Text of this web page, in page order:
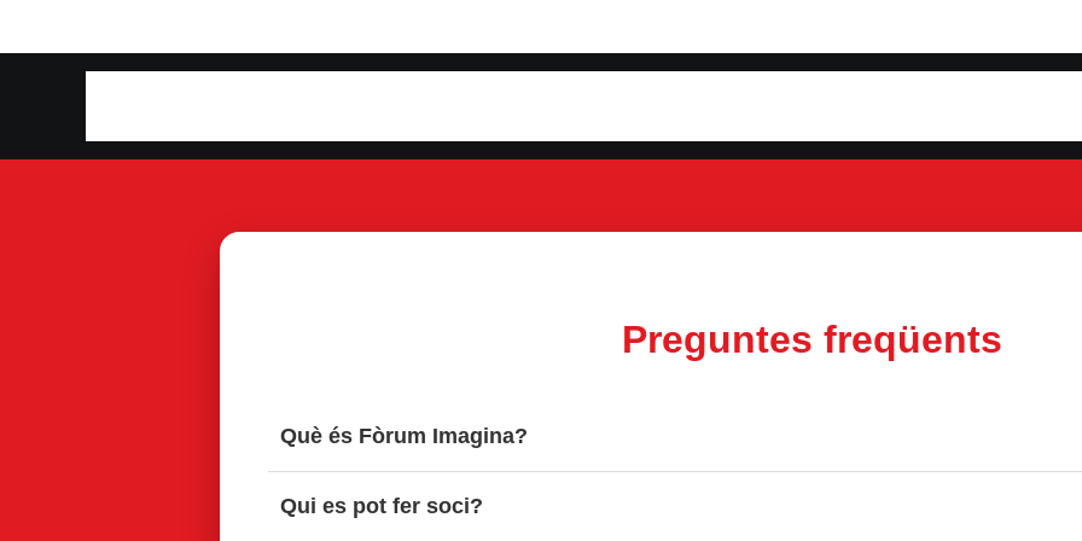
Preguntes freqüents
Què és Fòrum Imagina?
oportunitats reals. No és un simple espai de networking, sinó un
Qui es pot fer soci?